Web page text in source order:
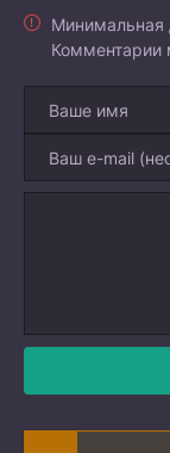
Минимальная
Комментарии